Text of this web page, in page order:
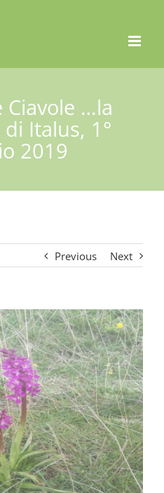
Ciavole …la
Italus, 1°
2019
Previous Next